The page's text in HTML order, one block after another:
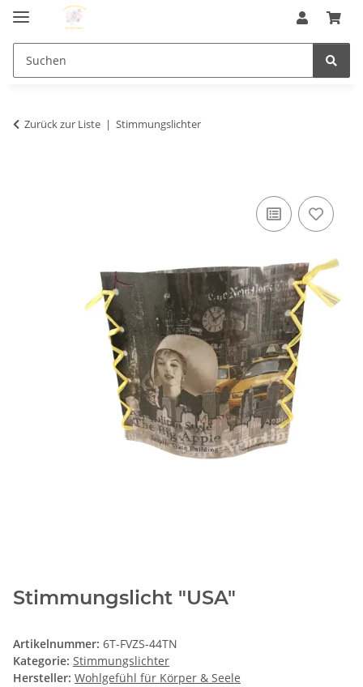
Zurück zur Liste Stimmungslichter
Stimmungslicht "USA"
Artikelnummer: 6T-FVZS-44TN
Kategorie: Stimmungslichter
Hersteller: Wohlgefühl für Körper & Seele